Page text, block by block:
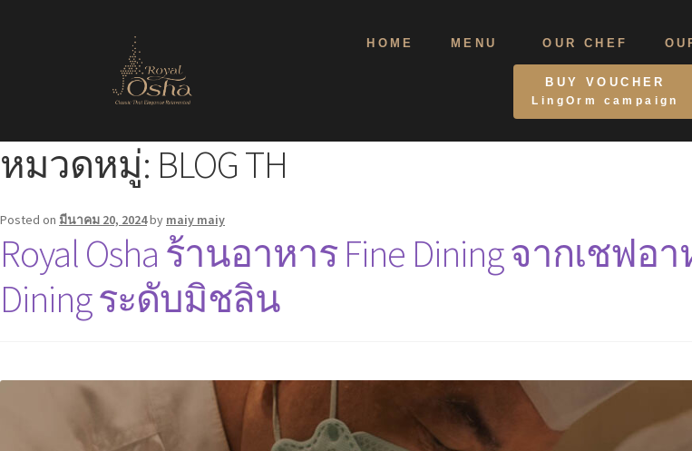
HOME MENU OUR CHEF
BUY VOUCHER
LingOrm campaign
หมวดหมู่: BLOG TH
Posted on มีนาคม 20, 2024by maiy maiy
Royal Osha ร้านอาหาร Fine Dining จากเชฟ
Dining ระดับมิชลิน